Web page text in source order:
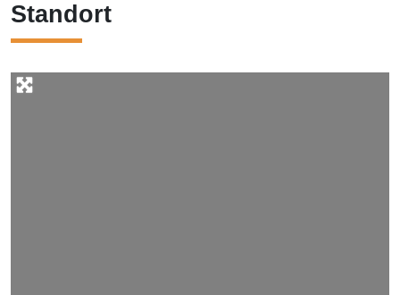
Standort